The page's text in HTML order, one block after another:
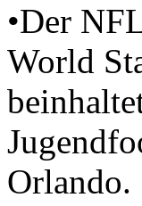
•Der
World
Orlando.